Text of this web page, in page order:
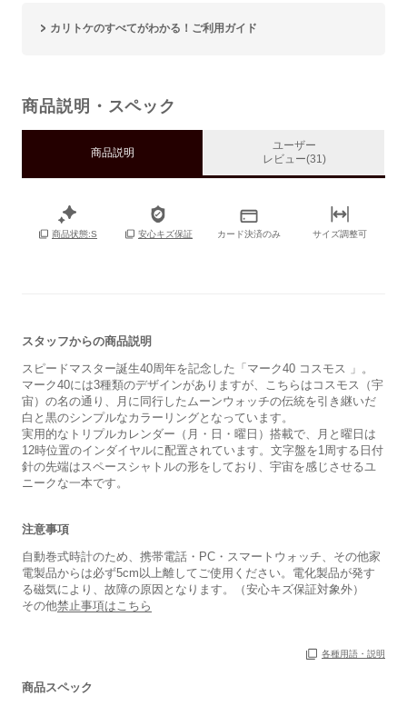
カリトケのすべてがわかる！ご利用ガイド
商品説明・スペック
商品説明
ユーザー
レビュー(31)
商品状態:S 安心キズ保証 カード決済のみ サイズ調整可
スタッフからの商品説明
スピードマスター誕生40周年を記念した「マーク40 コスモス 」。
マーク40には3種類のデザインがありますが、こちらはコスモス（宇
宙）の名の通り、月に同行したムーンウォッチの伝統を引き継いだ
白と黒のシンプルなカラーリングとなっています。
実用的なトリプルカレンダー（月・日・曜日）搭載で、月と曜日は
12時位置のインダイヤルに配置されています。文字盤を1周する日付
針の先端はスペースシャトルの形をしており、宇宙を感じさせるユ
ニークな一本です。
注意事項
自動巻式時計のため、携帯電話・PC・スマートウォッチ、その他家
電製品からは必ず5cm以上離してご使用ください。電化製品が発す
る磁気により、故障の原因となります。（安心キズ保証対象外）
その他禁止事項はこちら
各種用語・説明
商品スペック